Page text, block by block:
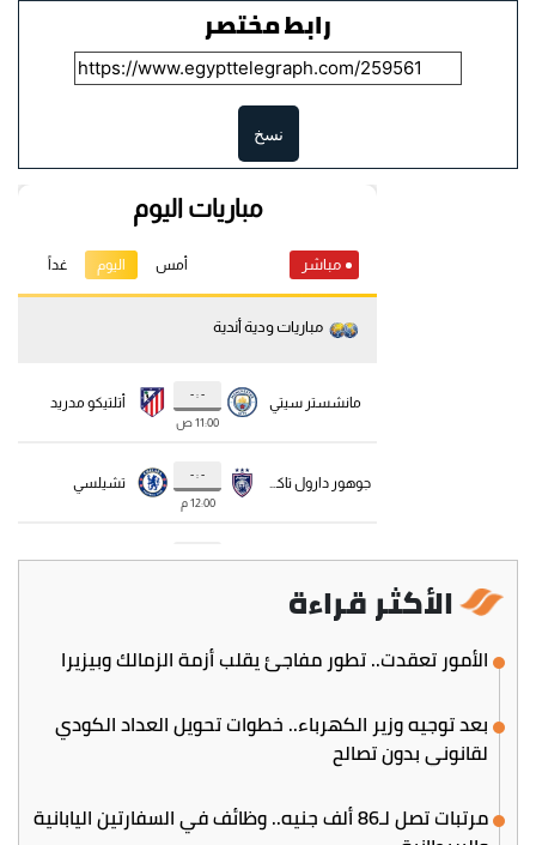
رابط مختصر
نسخ
الأكثر قراءة
الأمور تعقدت.. تطور مفاجئ يقلب أزمة الزمالك وبيزيرا
بعد توجيه وزير الكهرباء.. خطوات تحويل العداد الكودي
لقانوني بدون تصالح
مرتبات تصل لـ86 ألف جنيه.. وظائف في السفارتين اليابانية